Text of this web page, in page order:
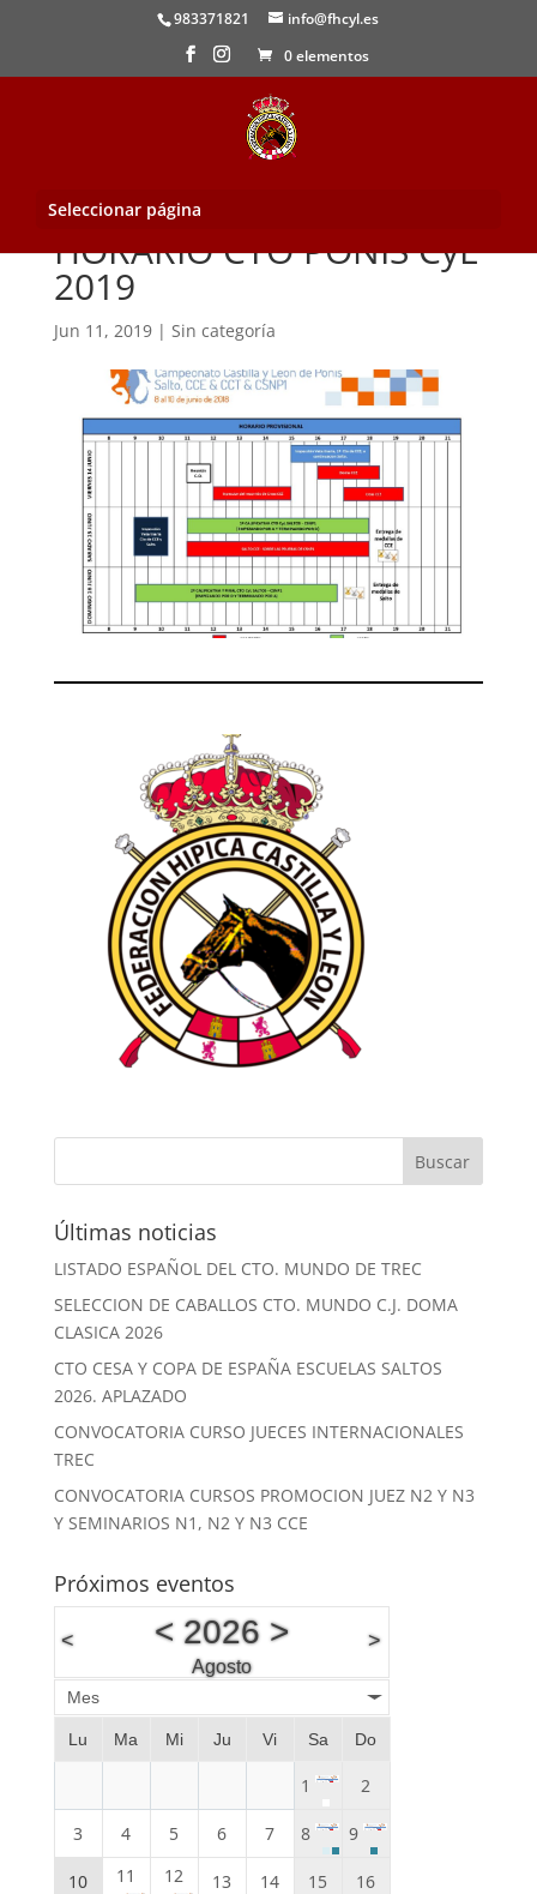
983371821
info@fhcyl.es
0 elementos
Seleccionar página
HORARIO CTO PONIS CyL
2019
Jun 11, 2019| Sin categoría
Últimas noticias
LISTADO ESPAÑOL DEL CTO. MUNDO DE TREC
SELECCION DE CABALLOS CTO. MUNDO C.J. DOMA
CLASICA 2026
CTO CESA Y COPA DE ESPAÑA ESCUELAS SALTOS
2026. APLAZADO
CONVOCATORIA CURSO JUECES INTERNACIONALES
TREC
CONVOCATORIA CURSOS PROMOCION JUEZ N2 Y N3
Y SEMINARIOS N1, N2 Y N3 CCE
Próximos eventos
< < 2026>
Agosto
>
Mes
Lu Ma Mi Ju Vi Sa Do
1 2
3 4 5 6 7 8 9
10 11 12 13 14 15 16